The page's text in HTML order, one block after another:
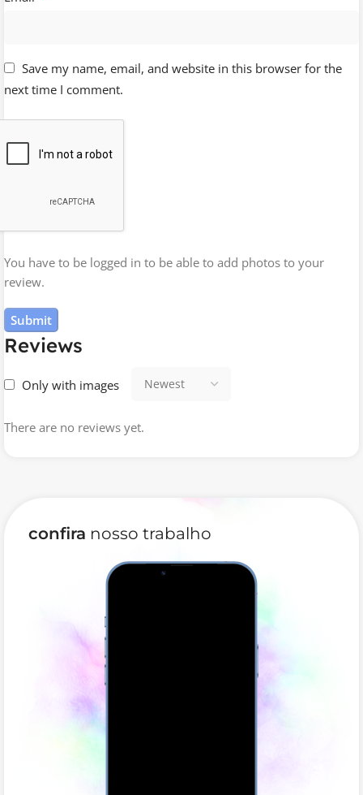
Reviews
Only with images
There are no reviews yet.
Save my name, email, and website in this browser for the
next time I comment.
You have to be logged in to be able to add photos to your
review.
confira nosso trabalho